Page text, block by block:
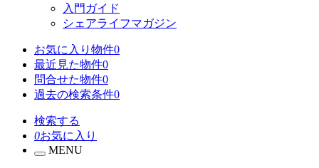
入門ガイド
シェアライフマガジン
お気に入り物件0
最近見た物件0
問合せた物件0
過去の検索条件0
検索する
0お気に入り
MENU